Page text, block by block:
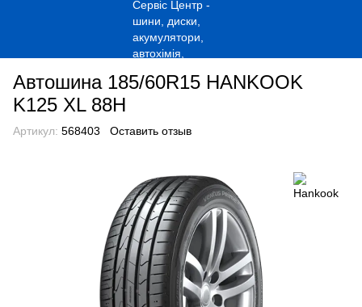
Автошина 185/60R15 HANKOOK
K125 XL 88H
Артикул: 568403 Оставить отзыв